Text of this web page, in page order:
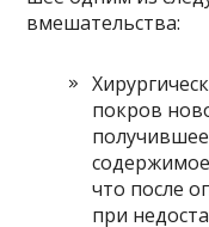
вмешательства:
покров
что после
при